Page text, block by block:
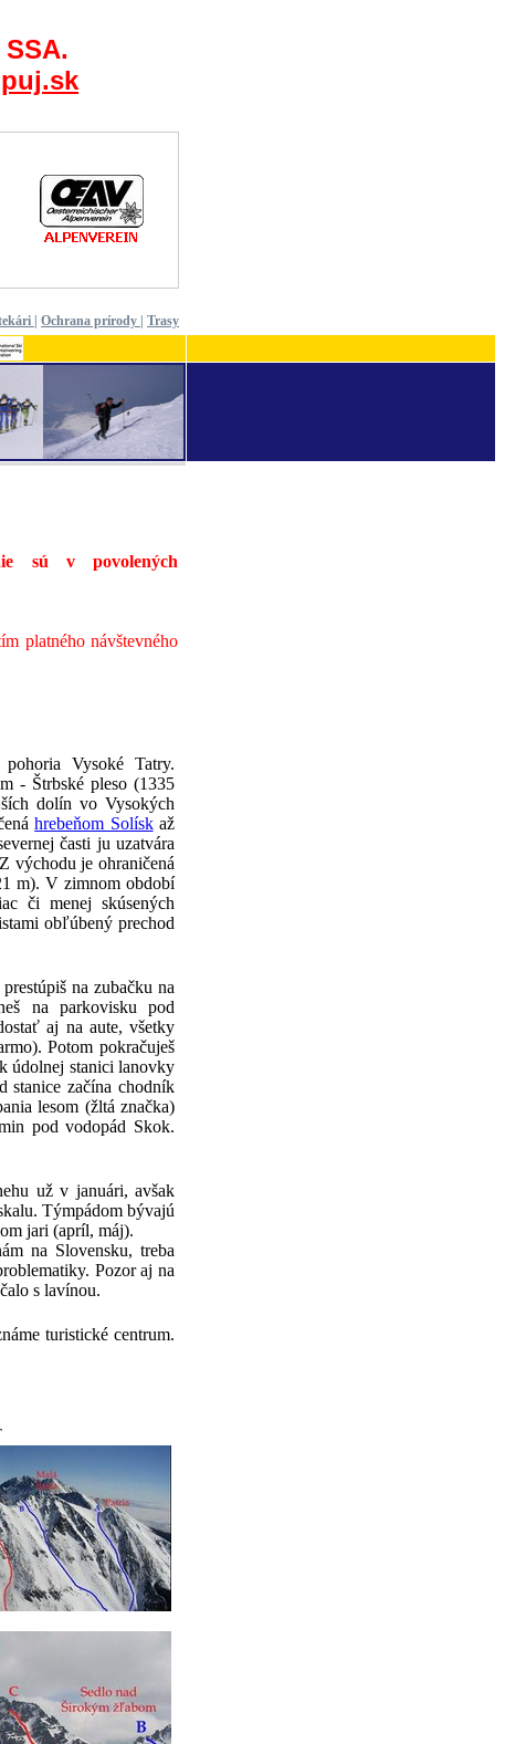
Ochrana prírody Trasy
sú v povolených
platného návštevného
Vysoké Tatry.
- Štrbské pleso (1335
dolín vo Vysokých
hrebeňom Solískaž
časti ju uzatvára
východu je ohraničená
m). V zimnom období
či menej skúsených
obľúbený prechod
na zubačku na
na parkovisku pod
aj na aute, všetky
Potom pokračuješ
údolnej stanici lanovky
stanice začína chodník
lesom (žltá značka)
pod vodopád Skok.
už v januári, avšak
Týmpádom bývajú
jari (apríl, máj).
na Slovensku, treba
Pozor aj na
s lavínou.
turistické centrum.